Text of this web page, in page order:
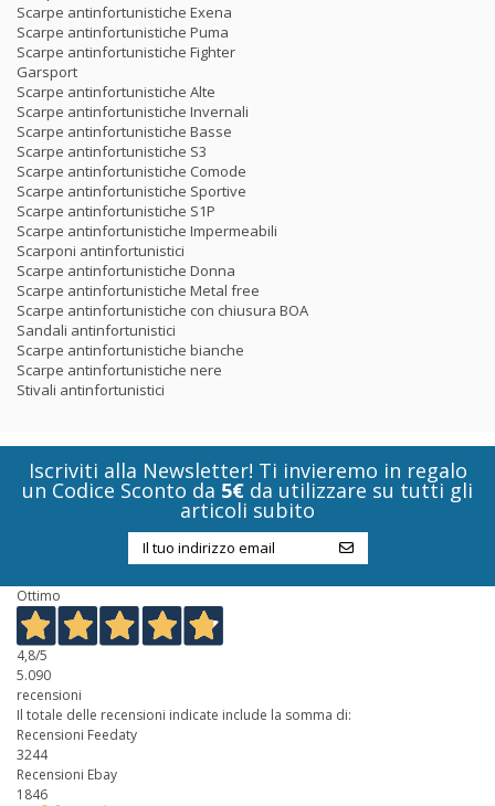
Scarpe antinfortunistiche Exena
Scarpe antinfortunistiche Puma
Scarpe antinfortunistiche Fighter
Garsport
Scarpe antinfortunistiche Alte
Scarpe antinfortunistiche Invernali
Scarpe antinfortunistiche Basse
Scarpe antinfortunistiche S3
Scarpe antinfortunistiche Comode
Scarpe antinfortunistiche Sportive
Scarpe antinfortunistiche S1P
Scarpe antinfortunistiche Impermeabili
Scarponi antinfortunistici
Scarpe antinfortunistiche Donna
Scarpe antinfortunistiche Metal free
Scarpe antinfortunistiche con chiusura BOA
Sandali antinfortunistici
Scarpe antinfortunistiche bianche
Scarpe antinfortunistiche nere
Stivali antinfortunistici
Iscriviti alla Newsletter! Ti invieremo in regalo
un Codice Sconto da 5€ da utilizzare su tutti gli
articoli subito
Ottimo
4,8/5
5.090
recensioni
Il totale delle recensioni indicate include la somma di:
Recensioni Feedaty
3244
Recensioni Ebay
1846